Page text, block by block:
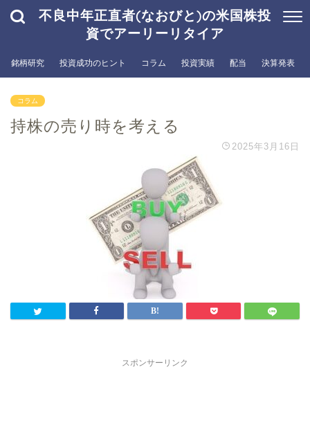
不良中年正直者(なおびと)の米国株投
資でアーリーリタイア
銘柄研究 投資成功のヒント コラム 投資実績 配当 決算発表
コラム
持株の売り時を考える
2025年3月16日
スポンサーリンク